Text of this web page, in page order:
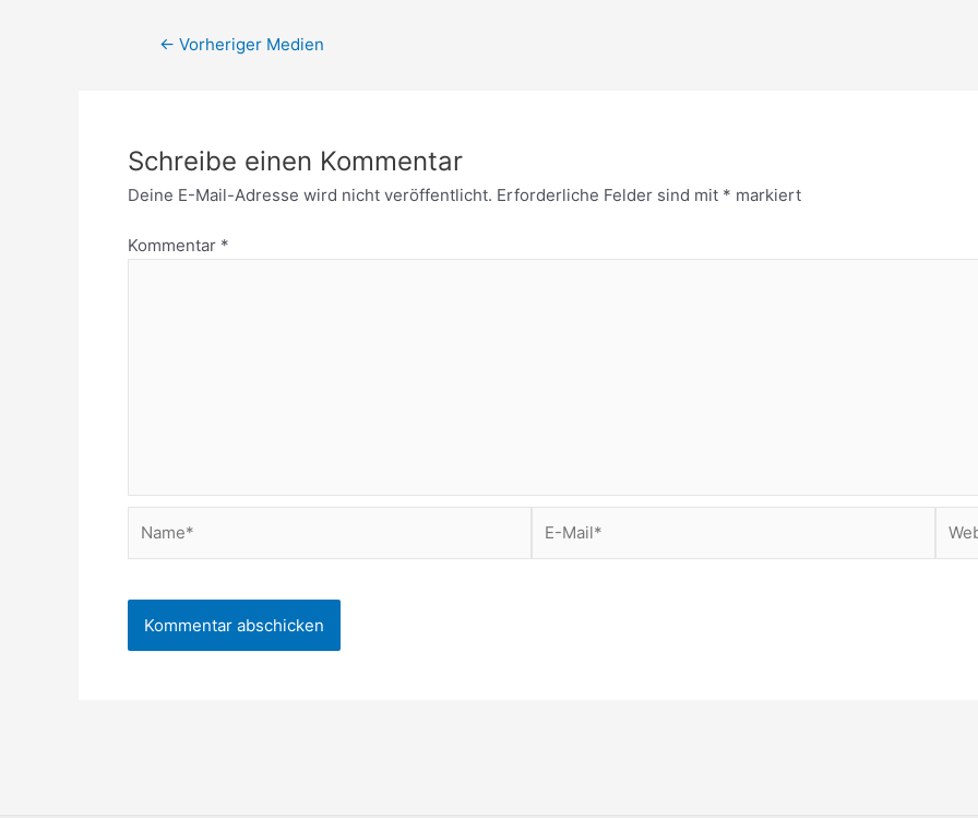
← Vorheriger Medien
Schreibe einen Kommentar
Deine E-Mail-Adresse wird nicht veröffentlicht. Erforderliche Felder sind mit * markiert
Kommentar *
Mail*